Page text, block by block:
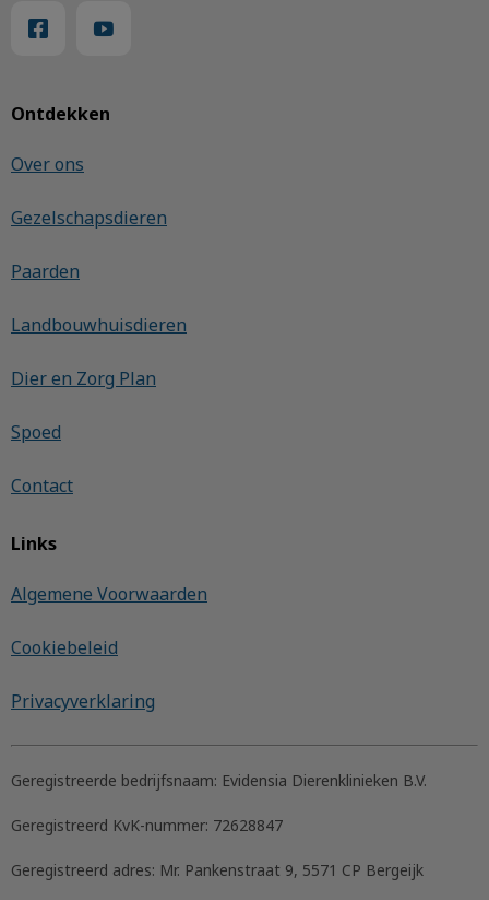
Ontdekken
Over ons
Gezelschapsdieren
Paarden
Landbouwhuisdieren
Dier en Zorg Plan
Spoed
Contact
Links
Algemene Voorwaarden
Cookiebeleid
Privacyverklaring
Geregistreerde bedrijfsnaam: Evidensia Dierenklinieken B.V.
Geregistreerd KvK-nummer: 72628847
Geregistreerd adres: Mr. Pankenstraat 9, 5571 CP Bergeijk